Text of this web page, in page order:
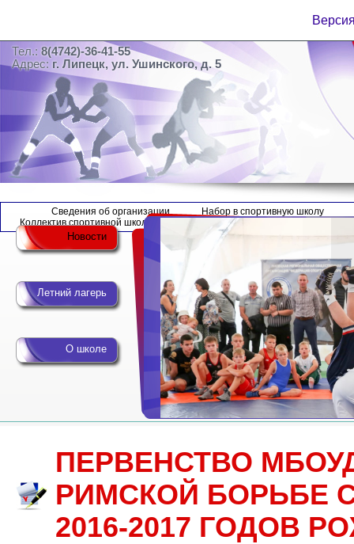
Тел.: 8(4742)-36-41-55
Адрес: г. Липецк, ул. Ушинского, д. 5
Сведения об организации
Набор в спортивную школу
Коллектив спортивной школы
Новости
Летний лагерь
О школе
ПЕРВЕНСТВО
РИМСКОЙ БОРЬБЕ
2016-2017 ГОДОВ